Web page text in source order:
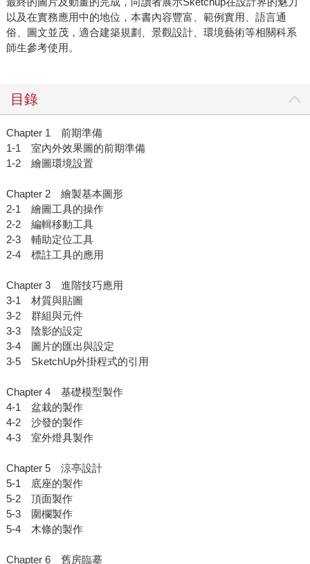
以及在實務應用中的地位，本書內容豐富、範例實用、語言通
俗、圖文並茂，適合建築規劃、景觀設計、環境藝術等相關科系
師生參考使用。
目錄
Chapter 1 前期準備
1-1 室內外效果圖的前期準備
1-2 繪圖環境設置
Chapter 2 繪製基本圖形
2-1 繪圖工具的操作
2-2 編輯移動工具
2-3 輔助定位工具
2-4 標註工具的應用
Chapter 3 進階技巧應用
3-1 材質與貼圖
3-2 群組與元件
3-3 陰影的設定
3-4 圖片的匯出與設定
3-5 SketchUp外掛程式的引用
Chapter 4 基礎模型製作
4-1 盆栽的製作
4-2 沙發的製作
4-3 室外燈具製作
Chapter 5 涼亭設計
5-1 底座的製作
5-2 頂面製作
5-3 圍欄製作
5-4 木條的製作
Chapter 6 舊房臨摹